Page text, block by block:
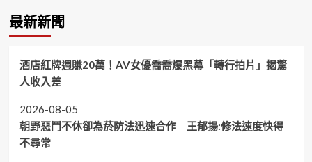
最新新聞
酒店紅牌週賺20萬！AV女優喬喬爆黑幕「轉行拍片」揭驚
人收入差
2026-08-05
朝野惡鬥不休卻為菸防法迅速合作 王郁揚:修法速度快得
不尋常